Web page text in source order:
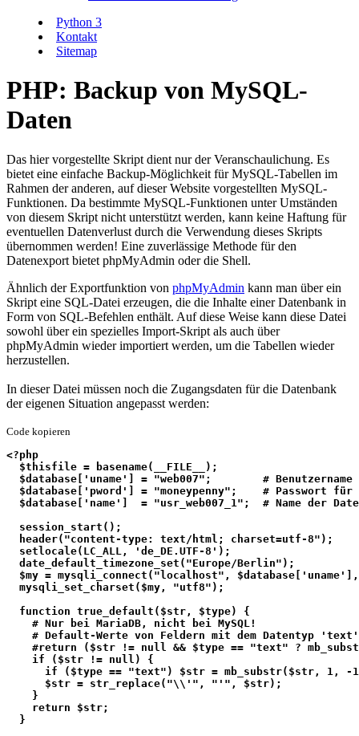
Python 3
Kontakt
Sitemap
PHP: Backup von MySQL-
Daten
Das hier vorgestellte Skript dient nur der Veranschaulichung. Es
bietet eine einfache Backup-Möglichkeit für MySQL-Tabellen im
Rahmen der anderen, auf dieser Website vorgestellten MySQL-
Funktionen. Da bestimmte MySQL-Funktionen unter Umständen
von diesem Skript nicht unterstützt werden, kann keine Haftung für
eventuellen Datenverlust durch die Verwendung dieses Skripts
übernommen werden! Eine zuverlässige Methode für den
Datenexport bietet phpMyAdmin oder die Shell.
Ähnlich der Exportfunktion von phpMyAdmin kann man über ein
Skript eine SQL-Datei erzeugen, die die Inhalte einer Datenbank in
Form von SQL-Befehlen enthält. Auf diese Weise kann diese Datei
sowohl über ein spezielles Import-Skript als auch über
phpMyAdmin wieder importiert werden, um die Tabellen wieder
herzustellen.
In dieser Datei müssen noch die Zugangsdaten für die Datenbank
der eigenen Situation angepasst werden:
Code kopieren
<?php
  $thisfile = basename(__FILE__);
$database['uname'] = "web007";        # Benutzername
$database['pword'] = "moneypenny";    # Passwort für
$database['name']  = "usr_web007_1";  # Name der
  session_start();
  header("content-type: text/html; charset=utf-8");
  setlocale(LC_ALL, 'de_DE.UTF-8');
  date_default_timezone_set("Europe/Berlin");
$my = mysqli_connect("localhost",
  mysqli_set_charset($my, "utf8");
  function true_default($str, $type) {
    # Nur bei MariaDB, nicht bei MySQL!
# Default-Werte von Feldern mit dem Datentyp
#return ($str != null && $type == "text" ?
    if ($str != null) {
if ($type == "text") $str = mb_substr($str, 1, -
      $str = str_replace("\\'", "'", $str);
    }
    return $str;
  }